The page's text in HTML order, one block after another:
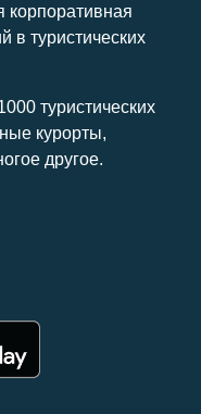
корпоративная
в туристических
туристических
курорты,
другое.